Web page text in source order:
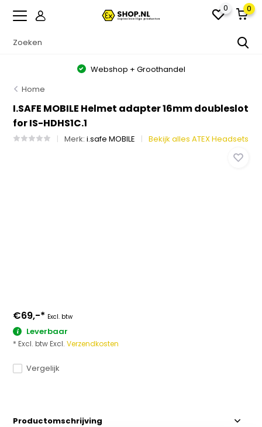
0 0
Webshop + Groothandel
Home
I.SAFE MOBILE Helmet adapter 16mm doubleslot
for IS-HDHS1C.1
Merk:i.safe MOBILE Bekijk alles ATEX Headsets
€69,-* Excl. btw
Leverbaar
* Excl. btw Excl.Verzendkosten
Vergelijk
Productomschrijving